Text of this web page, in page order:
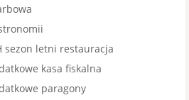
sezon letni restauracja
kasa fiskalna
paragony